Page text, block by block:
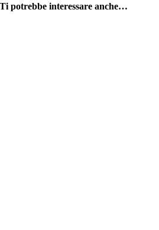
Ti potrebbe interessare anche…